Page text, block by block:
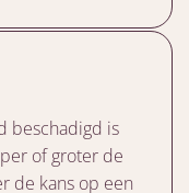
beschadigd is
of groter de
de kans op een